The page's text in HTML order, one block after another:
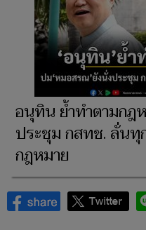
อนุทิน ย้ำทำตามก
ประชุม กสทช. ลั่นทุ
กฎหมาย